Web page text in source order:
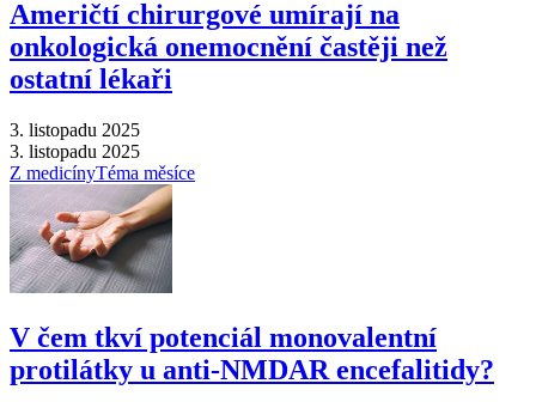
Američtí chirurgové umírají na
onkologická onemocnění častěji než
ostatní lékaři
3. listopadu 2025
3. listopadu 2025
Z medicínyTéma měsíce
V čem tkví potenciál monovalentní
protilátky u anti-NMDAR encefalitidy?